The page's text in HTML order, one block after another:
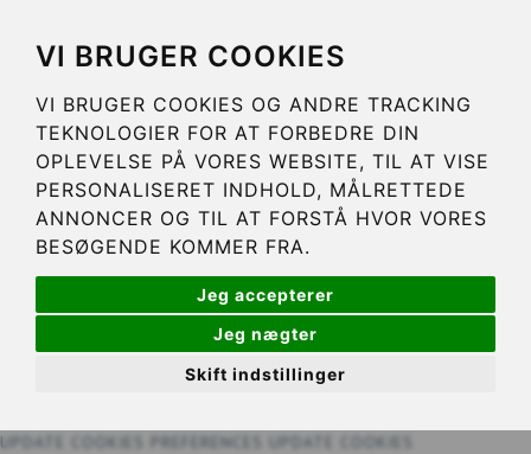
VI BRUGER COOKIES
VI BRUGER COOKIES OG ANDRE TRACKING
TEKNOLOGIER FOR AT FORBEDRE DIN
OPLEVELSE PÅ VORES WEBSITE, TIL AT VISE
PERSONALISERET INDHOLD, MÅLRETTEDE
ANNONCER OG TIL AT FORSTÅ HVOR VORES
BESØGENDE KOMMER FRA.
Jeg accepterer
Jeg nægter
Skift indstillinger
UPDATE COOKIES PREFERENCES
UPDATE COOKIES